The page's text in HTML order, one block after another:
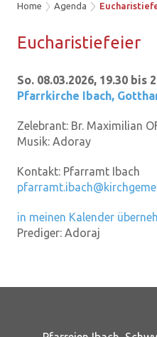
Home Agenda
Eu­cha­ris­tie­fei­er
So. 08.03.2026, 19.30 bis
Pfarrkirche Ibach,
Zelebrant: Br. Maximilian
Musik: Adoray
Kontakt: Pfarramt Ibach
in meinen Kalender
Prediger: Adoraj